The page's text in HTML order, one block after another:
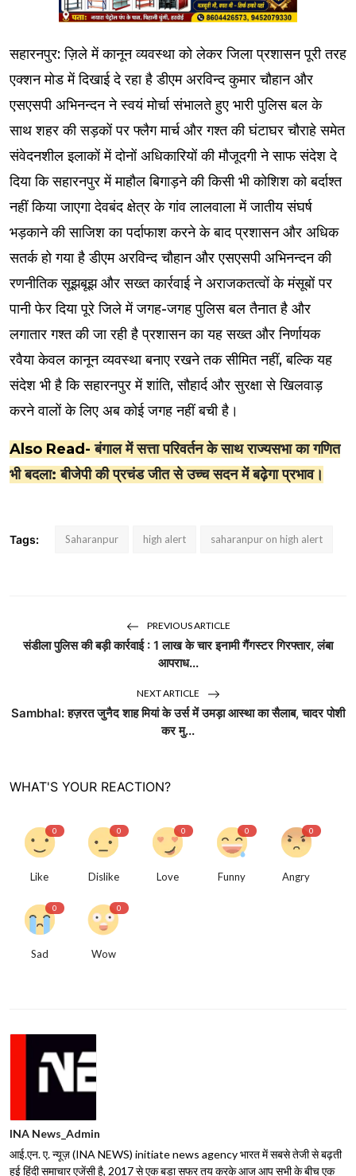
सहारनपुर: ज़िले में कानून व्यवस्था को लेकर जिला प्रशासन पूरी तरह
एक्शन मोड में दिखाई दे रहा है डीएम अरविन्द कुमार चौहान और
एसएसपी अभिनन्दन ने स्वयं मोर्चा संभालते हुए भारी पुलिस बल के
साथ शहर की सड़कों पर फ्लैग मार्च और गश्त की घंटाघर चौराहे समेत
संवेदनशील इलाकों में दोनों अधिकारियों की मौजूदगी ने साफ संदेश दे
दिया कि सहारनपुर में माहौल बिगाड़ने की किसी भी कोशिश को बर्दाश्त
नहीं किया जाएगा देवबंद क्षेत्र के गांव लालवाला में जातीय संघर्ष
भड़काने की साजिश का पर्दाफाश करने के बाद प्रशासन और अधिक
सतर्क हो गया है डीएम अरविन्द चौहान और एसएसपी अभिनन्दन की
रणनीतिक सूझबूझ और सख्त कार्रवाई ने अराजकतत्वों के मंसूबों पर
पानी फेर दिया पूरे जिले में जगह-जगह पुलिस बल तैनात है और
लगातार गश्त की जा रही है प्रशासन का यह सख्त और निर्णायक
रवैया केवल कानून व्यवस्था बनाए रखने तक सीमित नहीं, बल्कि यह
संदेश भी है कि सहारनपुर में शांति, सौहार्द और सुरक्षा से खिलवाड़
करने वालों के लिए अब कोई जगह नहीं बची है।
Also Read-बंगाल में सत्ता परिवर्तन के साथ राज्यसभा का गणित
भी बदला: बीजेपी की प्रचंड जीत से उच्च सदन में बढ़ेगा प्रभाव।
Tags: Saharanpur high alert saharanpur on high alert
PREVIOUS ARTICLE
संडीला पुलिस की बड़ी कार्रवाई : 1 लाख के चार इनामी गैंगस्टर गिरफ्तार, लंबा
आपराध...
NEXT ARTICLE
Sambhal: हज़रत जुनैद शाह मियां के उर्स में उमड़ा आस्था का सैलाब, चादर पोशी
कर मु...
WHAT'S YOUR REACTION?
0
Like
0
Dislike
0
Love
0
Funny
0
Angry
0
Sad
0
Wow
INA News_Admin
आई.एन. ए. न्यूज़ (INA NEWS) initiate news agency भारत में सबसे तेजी से बढ़ती
हुई हिंदी समाचार एजेंसी है, 2017 से एक बड़ा सफर तय करके आज आप सभी के बीच एक